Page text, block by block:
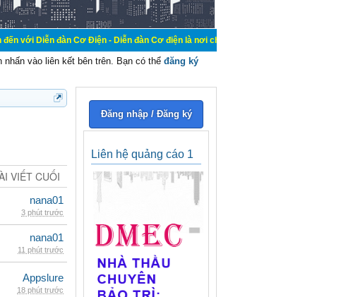
đàn Cơ Điện - Diễn đàn Cơ điện là nơi chia sẽ kiến thức kinh nghiệm trong lãnh
nhấn vào liên kết bên trên. Bạn có thể đăng ký
VIẾT CUỐI
nana01
3 phút trước
nana01
11 phút trước
Appslure
18 phút trước
Đăng nhập / Đăng ký
Liên hệ quảng cáo 1